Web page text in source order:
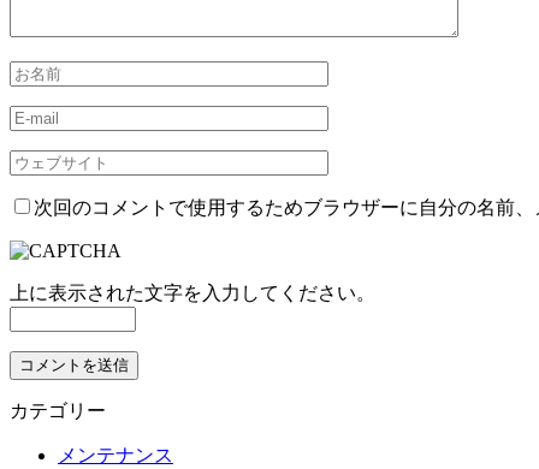
次回のコメントで使用するためブラウザーに自分の名前
上に表示された文字を入力してください。
カテゴリー
メンテナンス